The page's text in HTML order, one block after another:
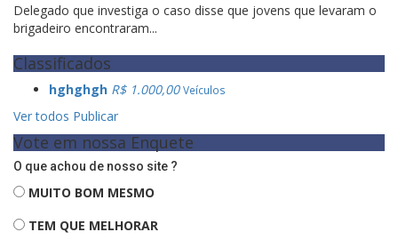
Delegado que investiga o caso disse que jovens que levaram o
brigadeiro encontraram...
Classificados
hghghgh R$ 1.000,00 Veículos
Ver todos Publicar
Vote em nossa Enquete
O que achou de nosso site ?
MUITO BOM MESMO
TEM QUE MELHORAR